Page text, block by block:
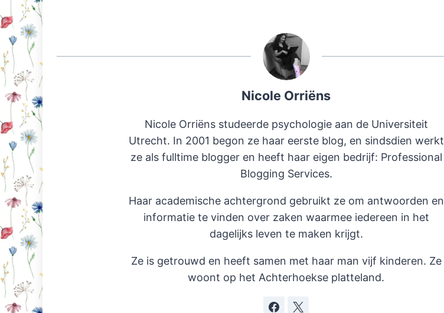
Nicole Orriëns
Nicole Orriëns studeerde psychologie aan de Universiteit
Utrecht. In 2001 begon ze haar eerste blog, en sindsdien werkt
ze als fulltime blogger en heeft haar eigen bedrijf: Professional
Blogging Services.
Haar academische achtergrond gebruikt ze om antwoorden en
informatie te vinden over zaken waarmee iedereen in het
dagelijks leven te maken krijgt.
Ze is getrouwd en heeft samen met haar man vijf kinderen. Ze
woont op het Achterhoekse platteland.